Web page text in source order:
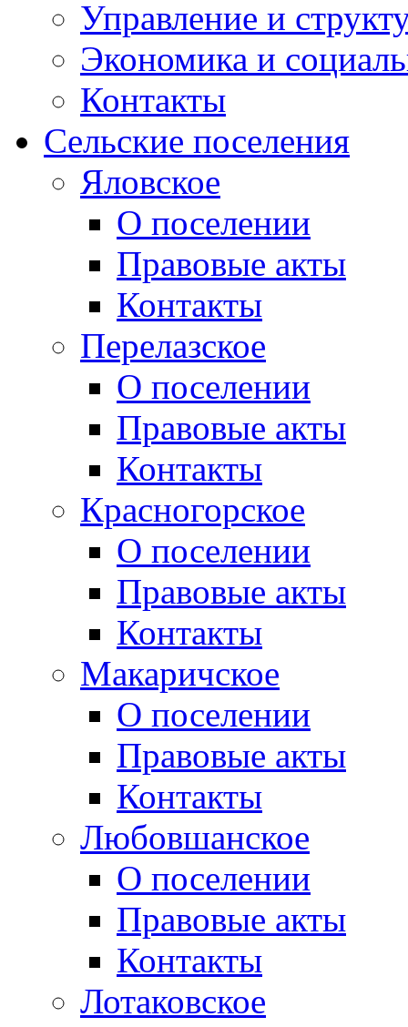
Управление и
Экономика и
Контакты
Сельские поселения
Яловское
О поселении
Правовые акты
Контакты
Перелазское
О поселении
Правовые акты
Контакты
Красногорское
О поселении
Правовые акты
Контакты
Макаричское
О поселении
Правовые акты
Контакты
Любовшанское
О поселении
Правовые акты
Контакты
Лотаковское